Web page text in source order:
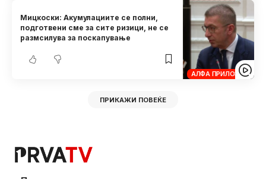
АЛФА ПРИЛОЗИ
Мицкоски: Акумулациите се полни,
подготвени сме за сите ризици, не се
размсилува за поскапување
ПРИКАЖИ ПОВЕЌЕ